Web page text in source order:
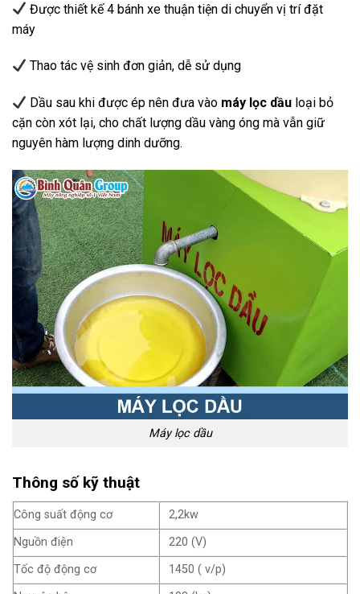
Được thiết kế 4 bánh xe thuận tiện di chuyển vị trí đặt
máy
Thao tác vệ sinh đơn giản, dễ sử dụng
Dầu sau khi được ép nên đưa vào máy lọc dầu loại bỏ
cặn còn xót lại, cho chất lượng dầu vàng óng mà vẫn giữ
nguyên hàm lượng dinh dưỡng.
Máy lọc dầu
Thông số kỹ thuật
Công suất động cơ
2,2kw
Nguồn điện
220 (V)
Tốc độ động cơ
1450 ( v/p)